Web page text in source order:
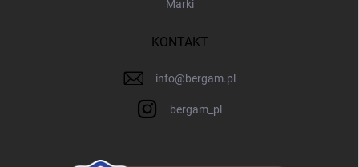
Marki
KONTAKT
info@bergam.pl
bergam_pl